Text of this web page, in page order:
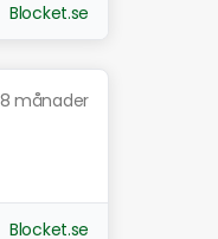
Blocket.se
8 månader
Blocket.se